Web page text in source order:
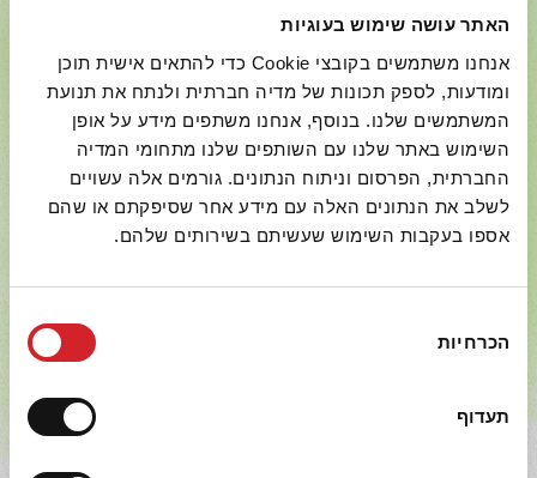
האתר עושה שימוש בעוגיות
אנחנו משתמשים בקובצי Cookie כדי להתאים אישית תוכן
ומודעות, לספק תכונות של מדיה חברתית ולנתח את תנועת
המשתמשים שלנו. בנוסף, אנחנו משתפים מידע על אופן
השימוש באתר שלנו עם השותפים שלנו מתחומי המדיה
החברתית, הפרסום וניתוח הנתונים. גורמים אלה עשויים
לשלב את הנתונים האלה עם מידע אחר שסיפקתם או שהם
אספו בעקבות השימוש שעשיתם בשירותים שלהם.
הסכמה
הכרחיות
תעדוף
יותר טעים